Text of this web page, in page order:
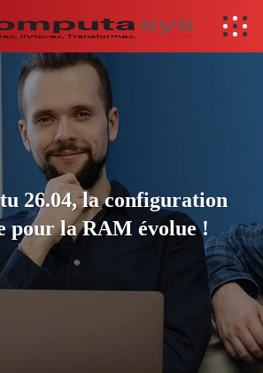
26.04, la configuration
pour la RAM évolue !